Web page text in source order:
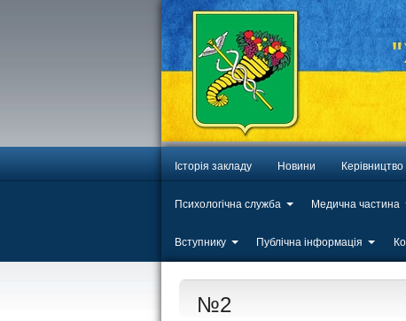
Історія закладу Новини Керівництво
Психологічна служба Медична частина
Вступнику Публічна інформація
№2